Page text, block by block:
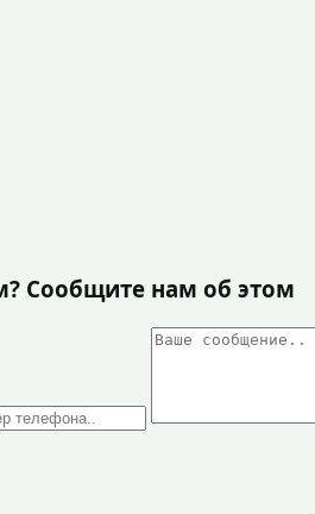
Сообщите нам об этом